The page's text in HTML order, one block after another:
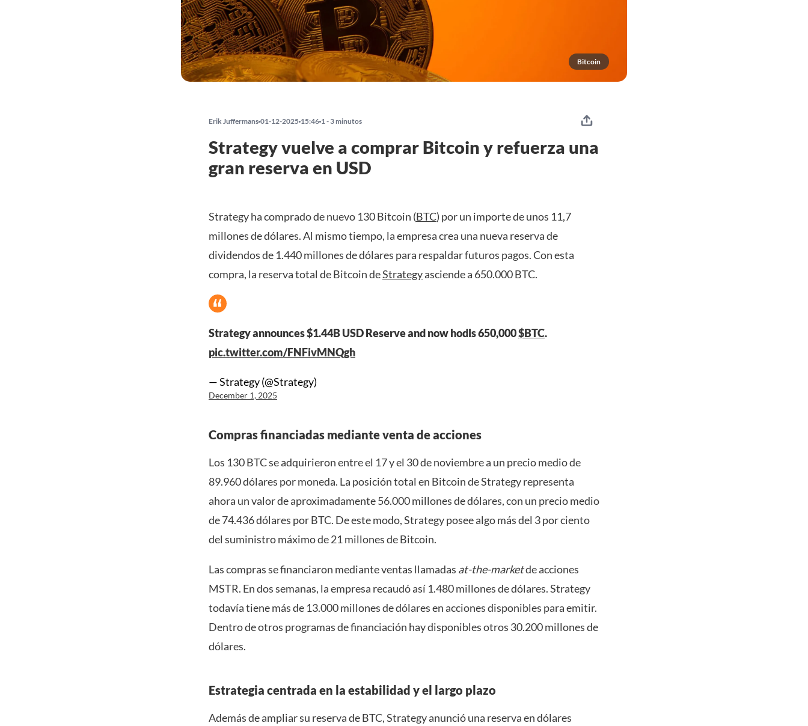
Bitcoin
Erik Juffermans 01-12-2025 15:46 1 - 3 minutos
Strategy vuelve a comprar Bitcoin y refuerza una
gran reserva en USD
Strategy ha comprado de nuevo 130 Bitcoin (BTC) por un importe de unos 11,7
millones de dólares. Al mismo tiempo, la empresa crea una nueva reserva de
dividendos de 1.440 millones de dólares para respaldar futuros pagos. Con esta
compra, la reserva total de Bitcoin deStrategyasciende a 650.000 BTC.
Strategy announces $1.44B USD Reserve and now hodls 650,000$BTC.
pic.twitter.com/FNFivMNQgh
— Strategy (@Strategy)
December 1, 2025
Compras financiadas mediante venta de acciones
Los 130 BTC se adquirieron entre el 17 y el 30 de noviembre a un precio medio de
89.960 dólares por moneda. La posición total en Bitcoin de Strategy representa
ahora un valor de aproximadamente 56.000 millones de dólares, con un precio medio
de 74.436 dólares por BTC. De este modo, Strategy posee algo más del 3 por ciento
del suministro máximo de 21 millones de Bitcoin.
Las compras se financiaron mediante ventas llamadas at-the-marketde acciones
MSTR. En dos semanas, la empresa recaudó así 1.480 millones de dólares. Strategy
todavía tiene más de 13.000 millones de dólares en acciones disponibles para emitir.
Dentro de otros programas de financiación hay disponibles otros 30.200 millones de
dólares.
Estrategia centrada en la estabilidad y el largo plazo
Además de ampliar su reserva de BTC, Strategy anunció una reserva en dólares